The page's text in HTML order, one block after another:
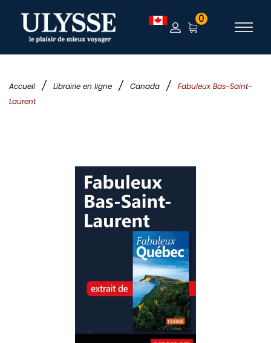
Accueil / Librairie en ligne / Canada /
Fabuleux Bas-Saint-
Laurent
0